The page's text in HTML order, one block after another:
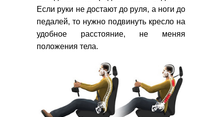
Если руки не достают до руля, а ноги до
педалей, то нужно подвинуть кресло на
удобное расстояние, не меняя
положения тела.